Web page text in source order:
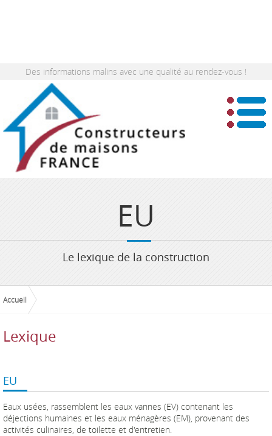
Des informations malins avec une qualité au rendez-vous !
EU
Le lexique de la construction
Accueil
Lexique
EU
Eaux usées, rassemblent les eaux vannes (EV) contenant les
déjections humaines et les eaux ménagères (EM), provenant des
activités culinaires, de toilette et d'entretien.